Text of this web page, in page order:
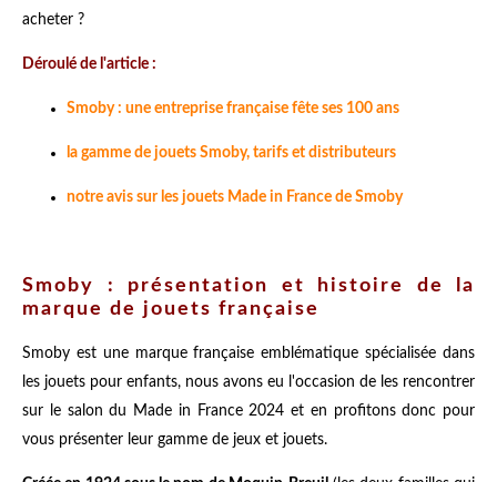
acheter ?
Déroulé de l'article :
Smoby : une entreprise française fête ses 100 ans
la gamme de jouets Smoby, tarifs et distributeurs
notre avis sur les jouets Made in France de Smoby
Smoby : présentation et histoire de la
marque de jouets française
Smoby est une marque française emblématique spécialisée dans
les jouets pour enfants, nous avons eu l'occasion de les rencontrer
sur le salon du Made in France 2024 et en profitons donc pour
vous présenter leur gamme de jeux et jouets.